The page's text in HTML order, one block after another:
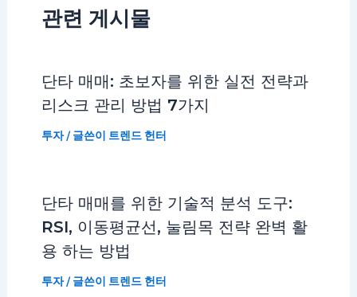
관련 게시물
단타 매매: 초보자를 위한 실전 전략과
리스크 관리 방법 7가지
투자/ 글쓴이 트렌드 헌터
단타 매매를 위한 기술적 분석 도구:
RSI, 이동평균선, 눌림목 전략 완벽 활
용 하는 방법
투자/ 글쓴이 트렌드 헌터